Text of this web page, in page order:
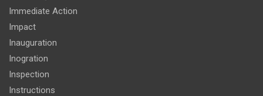
Immediate Action
Impact
Inauguration
Inogration
Inspection
Instructions